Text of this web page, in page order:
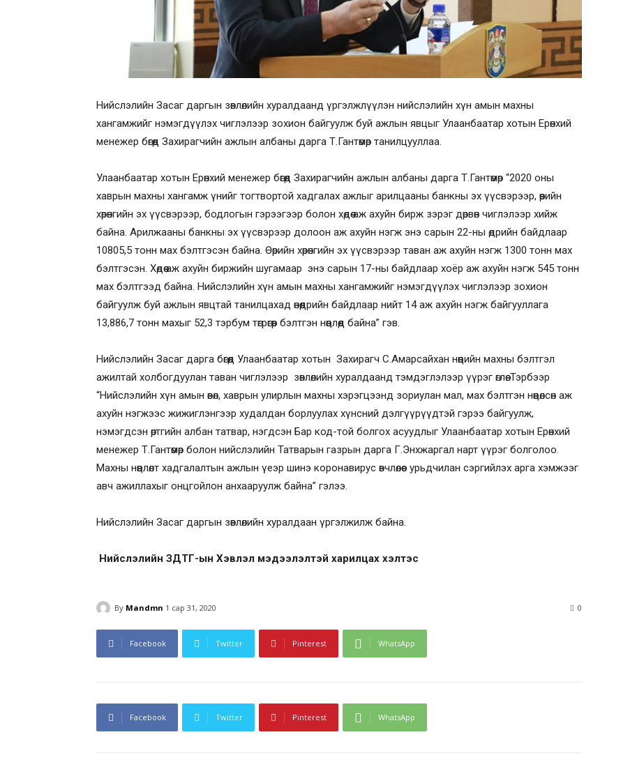
Нийслэлийн Засаг даргын зөвлөлийн хуралдаанд үргэлжлүүлэн нийслэлийн хүн амын махны
хангамжийг нэмэгдүүлэх чиглэлээр зохион байгуулж буй ажлын явцыг Улаанбаатар хотын Ерөнхий
менежер бөгөөд Захирагчийн ажлын албаны дарга Т.Гантөмөр танилцууллаа.
Улаанбаатар хотын Ерөнхий менежер бөгөөд Захирагчийн ажлын албаны дарга Т.Гантөмөр “2020 оны
хаврын махны хангамж үнийг тогтвортой хадгалах ажлыг арилцааны банкны эх үүсвэрээр, өөрийн
хөрөнгийн эх үүсвэрээр, бодлогын гэрээгээр болон хөдөө аж ахуйн бирж зэрэг дөрвөн чиглэлээр хийж
байна. Арилжааны банкны эх үүсвэрээр долоон аж ахуйн нэгж энэ сарын 22-ны өдрийн байдлаар
10805,5 тонн мах бэлтгэсэн байна. Өөрийн хөрөнгийн эх үүсвэрээр таван аж ахуйн нэгж 1300 тонн мах
бэлтгэсэн. Хөдөө аж ахуйн биржийн шугамаар энэ сарын 17-ны байдлаар хоёр аж ахуйн нэгж 545 тонн
мах бэлтгээд байна. Нийслэлийн хүн амын махны хангамжийг нэмэгдүүлэх чиглэлээр зохион
байгуулж буй ажлын явцтай танилцахад өнөөдрийн байдлаар нийт 14 аж ахуйн нэгж байгууллага
13,886,7 тонн махыг 52,3 тэрбум төгрөгөөр бэлтгэн нөөцлөөд байна” гэв.
Нийслэлийн Засаг дарга бөгөөд Улаанбаатар хотын Захирагч С.Амарсайхан нөөцийн махны бэлтгэл
ажилтай холбогдуулан таван чиглэлээр зөвлөлийн хуралдаанд тэмдэглэлээр үүрэг өглөө. Тэрбээр
“Нийслэлийн хүн амын өвөл, хаврын улирлын махны хэрэгцээнд зориулан мал, мах бэлтгэн нөөцөлсөн аж
ахуйн нэгжээс жижиглэнгээр худалдан борлуулах хүнсний дэлгүүрүүдтэй гэрээ байгуулж,
нэмэгдсэн өртгийн албан татвар, нэгдсэн Бар код-той болгох асуудлыг Улаанбаатар хотын Ерөнхий
менежер Т.Гантөмөр болон нийслэлийн Татварын газрын дарга Г.Энхжаргал нарт үүрэг болголоо.
Махны нөөцлөлт хадгалалтын ажлын үеэр шинэ коронавирус өвчлөлөөс урьдчилан сэргийлэх арга хэмжээг
авч ажиллахыг онцгойлон анхааруулж байна” гэлээ.
Нийслэлийн Засаг даргын зөвлөлийн хуралдаан үргэлжилж байна.
Нийслэлийн ЗДТГ-ын Хэвлэл мэдээлэлтэй харилцах хэлтэс
By Mandmn 1 сар 31, 2020 0
Facebook Twitter Pinterest WhatsApp
Facebook Twitter Pinterest WhatsApp